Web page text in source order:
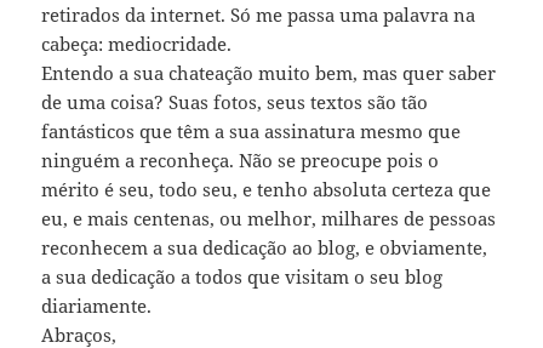
retirados da internet. Só me passa uma palavra na
cabeça: mediocridade.
Entendo a sua chateação muito bem, mas quer saber
de uma coisa? Suas fotos, seus textos são tão
fantásticos que têm a sua assinatura mesmo que
ninguém a reconheça. Não se preocupe pois o
mérito é seu, todo seu, e tenho absoluta certeza que
eu, e mais centenas, ou melhor, milhares de pessoas
reconhecem a sua dedicação ao blog, e obviamente,
a sua dedicação a todos que visitam o seu blog
diariamente.
Abraços,